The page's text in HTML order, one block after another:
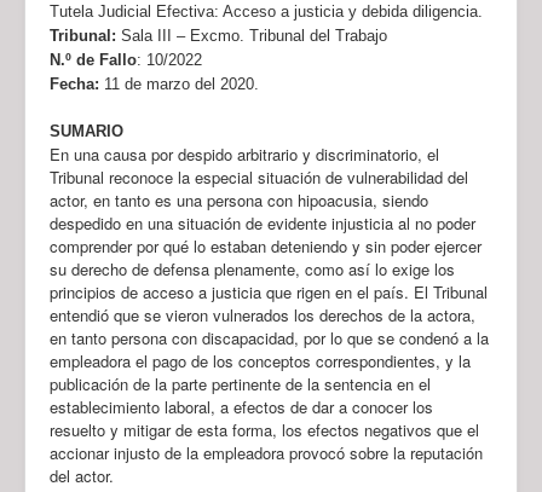
Tutela Judicial Efectiva: Acceso a justicia y debida diligencia.
Tribunal: Sala III – Excmo. Tribunal del Trabajo
N.º de Fallo: 10/2022
Fecha: 11 de marzo del 2020.
SUMARIO
En una causa por despido arbitrario y discriminatorio, el
Tribunal reconoce la especial situación de vulnerabilidad del
actor, en tanto es una persona con hipoacusia, siendo
despedido en una situación de evidente injusticia al no poder
comprender por qué lo estaban deteniendo y sin poder ejercer
su derecho de defensa plenamente, como así lo exige los
principios de acceso a justicia que rigen en el país. El Tribunal
entendió que se vieron vulnerados los derechos de la actora,
en tanto persona con discapacidad, por lo que se condenó a la
empleadora el pago de los conceptos correspondientes, y la
publicación de la parte pertinente de la sentencia en el
establecimiento laboral, a efectos de dar a conocer los
resuelto y mitigar de esta forma, los efectos negativos que el
accionar injusto de la empleadora provocó sobre la reputación
del actor.